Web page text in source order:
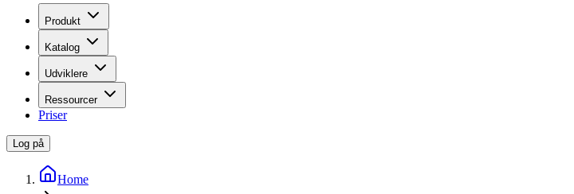
Produkt
Katalog
Udviklere
Ressourcer
Priser
Log på
Home